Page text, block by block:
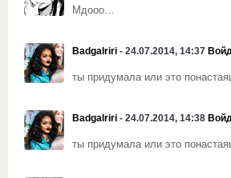
Мдооо…
Badgalriri - 24.07.2014, 14:37
ты придумала или это
Badgalriri - 24.07.2014, 14:38
ты придумала или это